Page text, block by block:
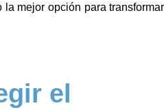
mejor opción para
el